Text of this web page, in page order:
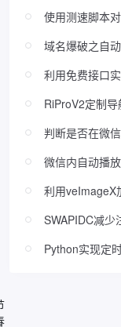
使用测速脚本
域名爆破之自
利用免费接口
RiProV2定制导
判断是否在微
微信内自动播
利用veImageX
SWAPIDC减少
Python实现定